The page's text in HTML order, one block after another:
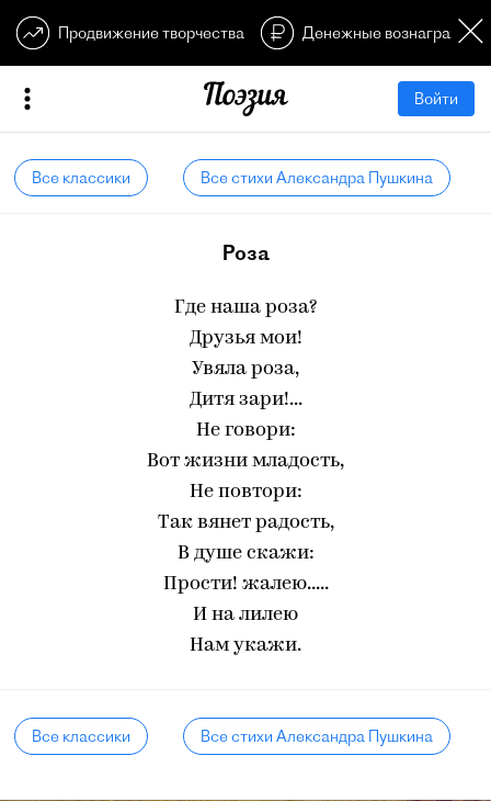
Продвижение творчества Денежные
Войти
Все классики Все стихи Александра Пушкина
Роза
Где наша роза?
Друзья мои!
Увяла роза,
Дитя зари!...
Не говори:
Вот жизни младость,
Не повтори:
Так вянет радость,
В душе скажи:
Прости! жалею.....
И на лилею
Нам укажи.
Все классики Все стихи Александра Пушкина